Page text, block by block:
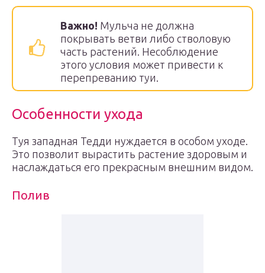
Важно! Мульча не должна
покрывать ветви либо стволовую
часть растений. Несоблюдение
этого условия может привести к
перепреванию туи.
Особенности ухода
Туя западная Тедди нуждается в особом уходе.
Это позволит вырастить растение здоровым и
наслаждаться его прекрасным внешним видом.
Полив